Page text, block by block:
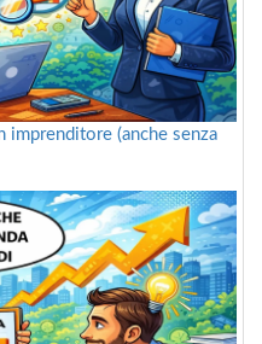
imprenditore (anche senza